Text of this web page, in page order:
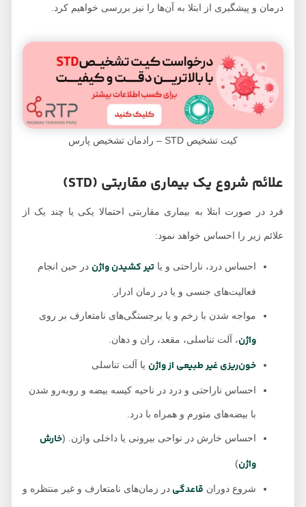
درمان و پیشگیری از ابتلا به آن‌ها را نیز بررسی خواهیم کرد.
کیت تشخیص STD – رادمان تشخیص پارس
علائم شروع یک بیماری مقاربتی (STD)
فرد در صورت ابتلا به بیماری مقاربتی احتمالا یکی یا چند یک از
علائم زیر را احساس خواهد نمود:
احساس درد، ناراحتی و یا تیر کشیدن واژن در حین انجام
فعالیت‌های جنسی و یا در زمان ادرار.
مواجه شدن با زخم و یا برجستگی‌های نامتعارف بر روی
، آلت تناسلی، مقعد، ران و دهان.
خون‌ریزی غیر طبیعی از واژن یا آلت تناسلی
احساس ناراحتی و درد در ناحیه کیسه بیضه و رو‌به‌رو شدن
با بیضه‌های متورم و همراه با درد.
احساس خارش در نواحی بیرونی یا داخلی واژن. (خارش
)
شروع دورانقاعدگیدر زمان‌های نامتعارف و غیر منتظره و